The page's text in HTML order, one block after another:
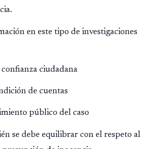
en este tipo de investigaciones
ciudadana
de cuentas
público del caso
se debe equilibrar con el respeto al